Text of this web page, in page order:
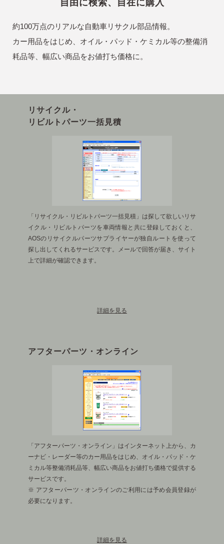
自由に検索、自在に購入
約100万点のリアルな自動車リサクル部品情報。
カー用品をはじめ、オイル・パッド・ケミカル等の整備消
耗品等、幅広い商品をお値打ち価格に。
リサイクル・
リビルトパーツ一括見積
「リサイクル・リビルトパーツ一括見積」は探して欲しいリサ
イクル・リビルトパーツを車両情報と共に登録しておくと、
AOSのリサイクルパーツサプライヤーが独自ルートを使って
探し出してくれるサービスです。メールで回答が届き、サイト
上で詳細が確認できます。
詳細を見る
アフターパーツ・オンライン
「アフターパーツ・オンライン」はインターネット上から、カ
ーナビ・レーダー等のカー用品をはじめ、オイル・パッド・ケ
ミカル等整備消耗品等、幅広い商品をお値打ち価格で提供する
サービスです。
※ アフターパーツ・オンラインのご利用には予め会員登録が
必要になります。
詳細を見る